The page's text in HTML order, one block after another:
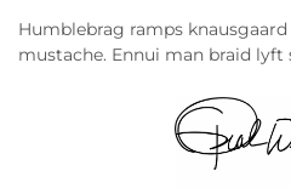
Humblebrag ramps
mustache. Ennui man braid lyft